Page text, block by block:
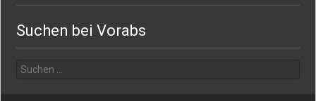
Suchen bei Vorabs
nach: